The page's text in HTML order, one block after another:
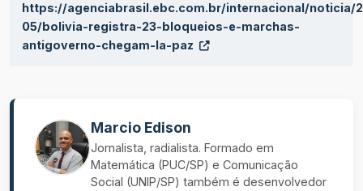
https://agenciabrasil.ebc.com.br/internacional/noticia/
05/bolivia-registra-23-bloqueios-e-marchas-
antigoverno-chegam-la-paz
Marcio Edison
Jornalista, radialista. Formado em
Matemática (PUC/SP) e Comunicação
Social (UNIP/SP) também é desenvolvedor